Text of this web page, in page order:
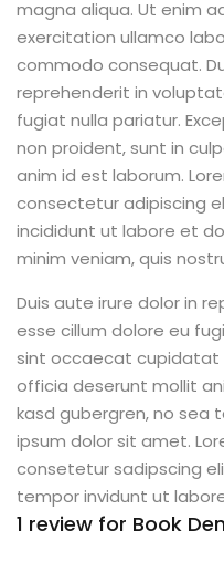
magna aliqua. Ut enim
exercitation ullamco
commodo consequat.
reprehenderit in
fugiat nulla pariatur.
non proident, sunt in
anim id est laborum.
consectetur adipiscing
incididunt ut labore et
minim veniam, quis
Duis aute irure dolor in
esse cillum dolore eu
sint occaecat cupidatat
officia deserunt mollit
kasd gubergren, no sea
ipsum dolor sit amet.
consetetur sadipscing
tempor invidunt ut
1 review for Book